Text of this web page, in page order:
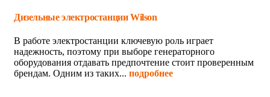
Дизельные электростанции Wilson
В работе электростанции ключевую роль играет
надежность, поэтому при выборе генераторного
оборудования отдавать предпочтение стоит проверенным
брендам. Одним из таких... подробнее